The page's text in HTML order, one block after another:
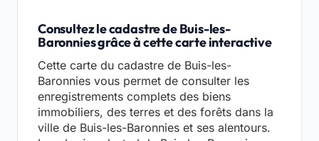
Consultez le cadastre de Buis-les-
Baronnies grâce à cette carte interactive
Cette carte du cadastre de Buis-les-
Baronnies vous permet de consulter les
enregistrements complets des biens
immobiliers, des terres et des forêts dans la
ville de Buis-les-Baronnies et ses alentours.